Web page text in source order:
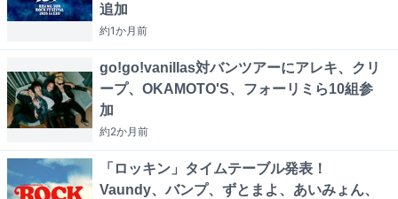
追加
約1か月前
go!go!vanillas対バンツアーにアレキ、クリ
ープ、OKAMOTO'S、フォーリミら10組参
加
約2か月前
「ロッキン」タイムテーブル発表！
Vaundy、バンプ、ずとまよ、あいみょん、